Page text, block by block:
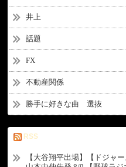
井上
話題
FX
不動産関係
勝手に好きな曲 選抜
RSS
【大谷翔平出場】【ドジャ